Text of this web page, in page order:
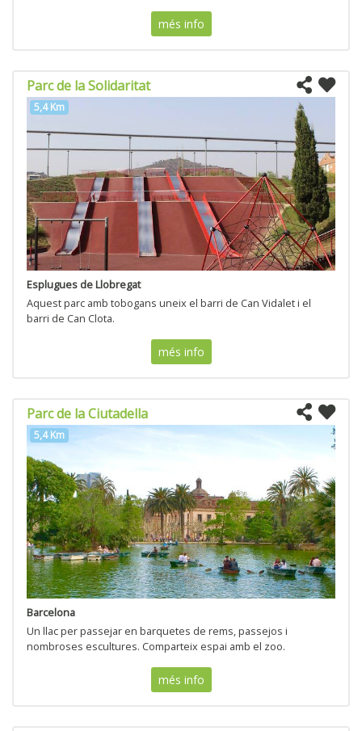
més info
Parc de la Solidaritat
5,4 Km
Esplugues de Llobregat
Aquest parc amb tobogans uneix el barri de Can Vidalet i el
barri de Can Clota.
més info
Parc de la Ciutadella
5,4 Km
Barcelona
Un llac per passejar en barquetes de rems, passejos i
nombroses escultures. Comparteix espai amb el zoo.
més info